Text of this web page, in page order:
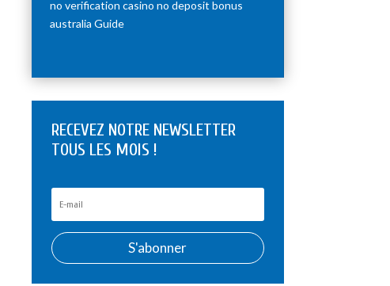
no verification casino no deposit bonus
australia Guide
RECEVEZ NOTRE NEWSLETTER
TOUS LES MOIS !
S'abonner